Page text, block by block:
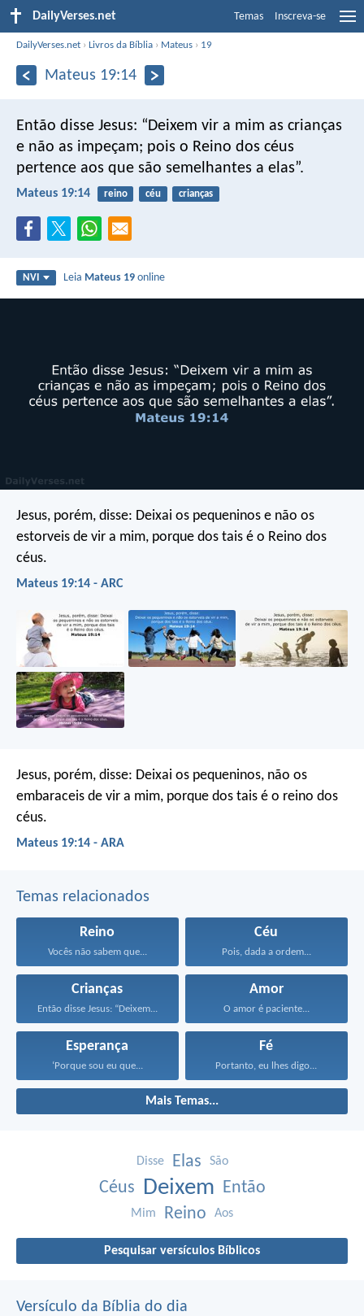
DailyVerses.net Temas Inscreva-se
DailyVerses.net ›Livros da Bíblia › Mateus › 19
Mateus 19:14
Então disse Jesus: “Deixem vir a mim as crianças
e não as impeçam; pois o Reino dos céus
pertence aos que são semelhantes a elas”.
Mateus 19:14 reino céu crianças
NVI Leia Mateus 19 online
Jesus, porém, disse: Deixai os pequeninos e não os
estorveis de vir a mim, porque dos tais é o Reino dos
céus.
Mateus 19:14 - ARC
Jesus, porém, disse: Deixai os pequeninos, não os
embaraceis de vir a mim, porque dos tais é o reino dos
céus.
Mateus 19:14 - ARA
Temas relacionados
Reino
Vocês não sabem que...
Céu
Pois, dada a ordem...
Crianças
Então disse Jesus: “Deixem...
Amor
O amor é paciente...
Esperança
‘Porque sou eu que...
Fé
Portanto, eu lhes digo...
Mais Temas...
Disse Elas São
Céus Deixem Então
Mim Reino Aos
Pesquisar versículos Bíblicos
Versículo da Bíblia do dia